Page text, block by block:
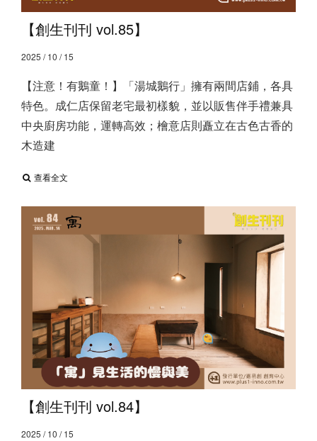
【創生刊刊 vol.85】
2025 / 10 / 15
【注意！有鵝童！】 ​ 「湯城鵝行」擁有兩間店鋪，各具
特色。成仁店保留老宅最初樣貌，並以販售伴手禮兼具
中央廚房功能，運轉高效；檜意店則矗立在古色古香的
木造建
查看全文
【創生刊刊 vol.84】
2025 / 10 / 15